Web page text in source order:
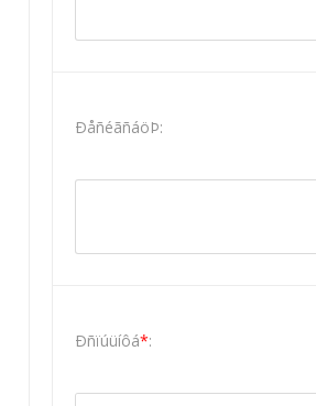
ÐåñéãñáöÞ:
Ðñïúüíôá*: